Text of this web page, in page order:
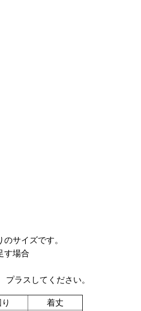
サイズです。
す場合
プラスしてください。
着丈